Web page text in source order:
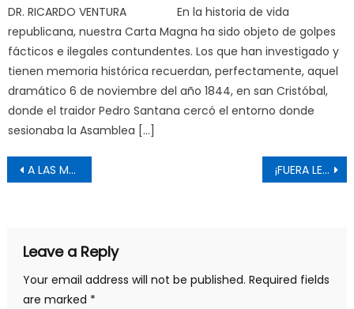
DR. RICARDO VENTURA En la historia de vida
republicana, nuestra Carta Magna ha sido objeto de golpes
fácticos e ilegales contundentes. Los que han investigado y
tienen memoria histórica recuerdan, perfectamente, aquel
dramático 6 de noviembre del año 1844, en san Cristóbal,
donde el traidor Pedro Santana cercó el entorno donde
sesionaba la Asamblea […]
Post
navigation
A LAS MADRES ¡FUERA LEOPOLDO LOPEZ DE NUESTRO PAÍS!
Leave a Reply
Your email address will not be published. Required fields
are marked *